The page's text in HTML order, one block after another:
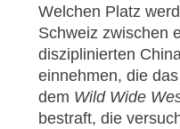
Welchen Platz
Schweiz zwischen
disziplinierten
einnehmen, die das
dem Wild Wide
bestraft, die